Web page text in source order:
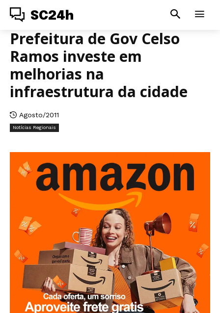
SC24h
Prefeitura de Gov Celso
Ramos investe em
melhorias na
infraestrutura da cidade
Agosto/2011
Notícias Regionais